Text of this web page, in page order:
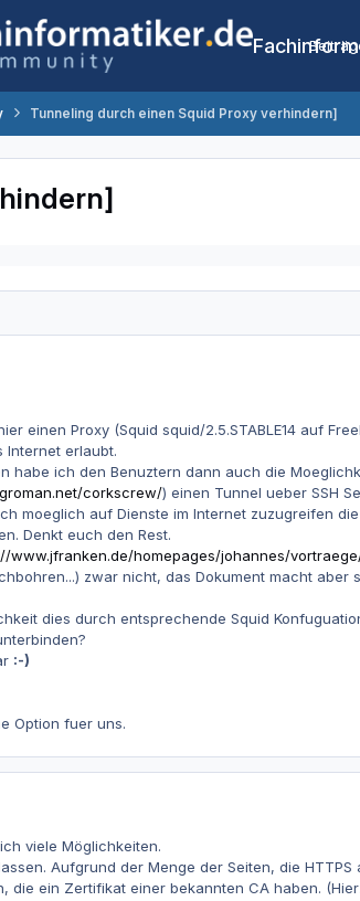
Tunneling durch einen Squid Proxy verhindern]
einen Proxy (Squid squid/2.5.STABLE14 auf
Internet erlaubt.
habe ich den Benuztern dann auch die
corkscrew/) einen Tunnel ueber SSH
moeglich auf Dienste im Internet zuzugreifen
Denkt euch den Rest.
www.jfranken.de/homepages/johannes/
zwar nicht, das Dokument macht aber
dies durch entsprechende Squid
:-)
Option fuer uns.
viele Möglichkeiten.
Aufgrund der Menge der Seiten, die
die ein Zertifikat einer bekannten CA haben.